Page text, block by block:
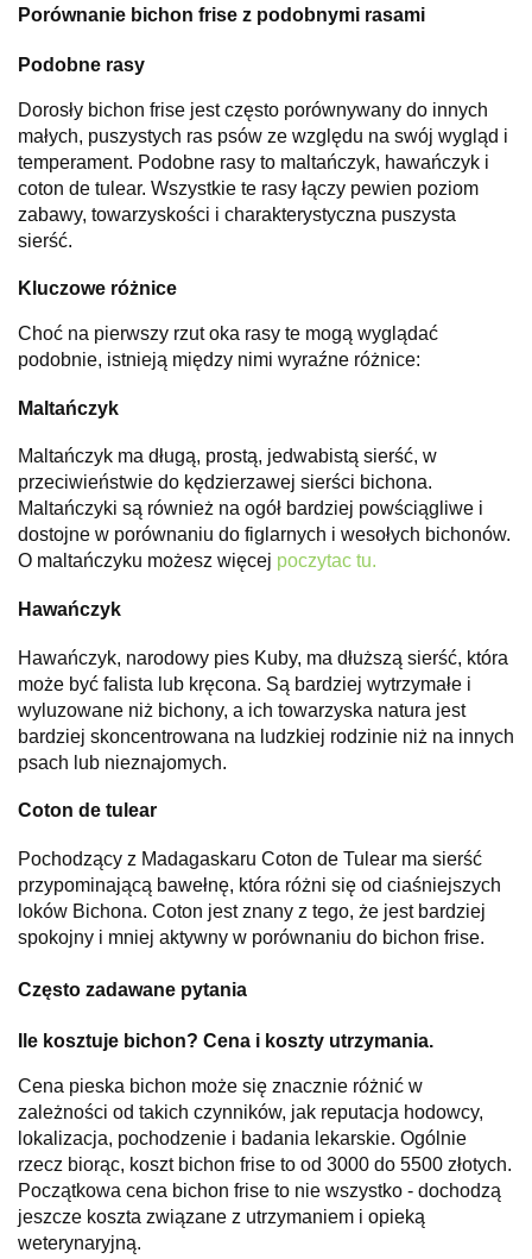
Porównanie bichon frise z podobnymi rasami
Podobne rasy
Dorosły bichon frise jest często porównywany do innych
małych, puszystych ras psów ze względu na swój wygląd i
temperament. Podobne rasy to maltańczyk, hawańczyk i
coton de tulear. Wszystkie te rasy łączy pewien poziom
zabawy, towarzyskości i charakterystyczna puszysta
sierść.
Kluczowe różnice
Choć na pierwszy rzut oka rasy te mogą wyglądać
podobnie, istnieją między nimi wyraźne różnice:
Maltańczyk
Maltańczyk ma długą, prostą, jedwabistą sierść, w
przeciwieństwie do kędzierzawej sierści bichona.
Maltańczyki są również na ogół bardziej powściągliwe i
dostojne w porównaniu do figlarnych i wesołych bichonów.
O maltańczyku możesz więcej poczytac tu.
Hawańczyk
Hawańczyk, narodowy pies Kuby, ma dłuższą sierść, która
może być falista lub kręcona. Są bardziej wytrzymałe i
wyluzowane niż bichony, a ich towarzyska natura jest
bardziej skoncentrowana na ludzkiej rodzinie niż na innych
psach lub nieznajomych.
Coton de tulear
Pochodzący z Madagaskaru Coton de Tulear ma sierść
przypominającą bawełnę, która różni się od ciaśniejszych
loków Bichona. Coton jest znany z tego, że jest bardziej
spokojny i mniej aktywny w porównaniu do bichon frise.
Często zadawane pytania
Ile kosztuje bichon? Cena i koszty utrzymania.
Cena pieska bichon może się znacznie różnić w
zależności od takich czynników, jak reputacja hodowcy,
lokalizacja, pochodzenie i badania lekarskie. Ogólnie
rzecz biorąc, koszt bichon frise to od 3000 do 5500 złotych.
Początkowa cena bichon frise to nie wszystko - dochodzą
jeszcze koszta związane z utrzymaniem i opieką
weterynaryjną.